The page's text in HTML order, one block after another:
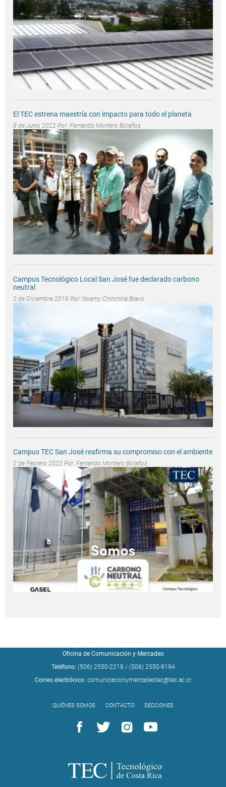
El TEC estrena maestría con impacto para todo el planeta
8 de Junio 2022 Por: Fernando Montero Bolaños
Campus Tecnológico Local San José fue declarado carbono
neutral
2 de Diciembre 2019 Por: Noemy Chinchilla Bravo
Campus TEC San José reafirma su compromiso con el ambiente
2 de Febrero 2022 Por: Fernando Montero Bolaños
Oficina de Comunicación y Mercadeo
Teléfono: (506) 2550-2218 / (506) 2550-9194
Correo electrónico: comunicacionymercadeotec@tec.ac.cr
QUIÉNES SOMOS CONTACTO SECCIONES